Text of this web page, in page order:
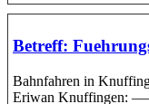
Betreff:
Bahnfahren in
Eriwan Knuffingen: